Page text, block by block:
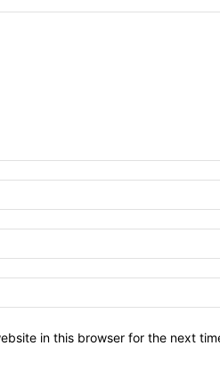
in this browser for the next